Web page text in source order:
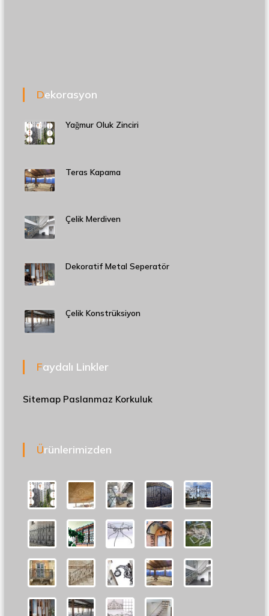
Dekorasyon
Yağmur Oluk Zinciri
Teras Kapama
Çelik Merdiven
Dekoratif Metal Seperatör
Çelik Konstrüksiyon
Faydalı Linkler
Sitemap Paslanmaz Korkuluk
Ürünlerimizden